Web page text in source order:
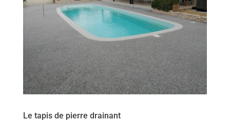
Le tapis de pierre drainant